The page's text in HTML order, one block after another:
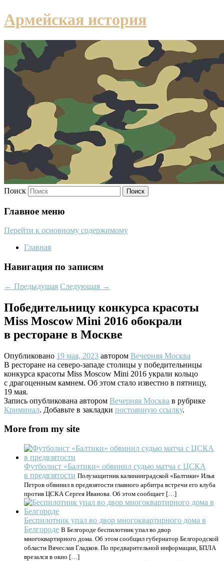
Армейская история
Поиск
Главное меню
Перейти к основному содержимому
Главная
Навигация по записям
← Предыдущая Следующая →
Победительницу конкурса красоты
Miss Moscow Mini 2016 обокрали
в ресторане в Москве
Опубликовано 19 мая, 2023 автором Вечерняя Москва
В ресторане на северо-западе столицы у победительницы
конкурса красоты Miss Moscow Mini 2016 украли кольцо
с драгоценным камнем. Об этом стало известно в пятницу,
19 мая.
Запись опубликована автором Вечерняя Москва в рубрике
Криминал. Добавьте в закладки постоянную ссылку.
More from my site
Футболист «Балтики» обвинил судью матча с ЦСКА
в предвзятости Полузащитник калининградской «Балтики» Илья
Петров обвинил в предвзятости главного арбитра встречи его клуба
против ЦСКА Сергея Иванова. Об этом сообщает […]
Беспилотник упал во двор многоквартирного дома в
Белгороде В Белгороде беспилотник упал во двор
многоквартирного дома. Об этом сообщил губернатор Белгородской
области Вячеслав Гладков. По предварительной информации, БПЛА
врезался в окно […]